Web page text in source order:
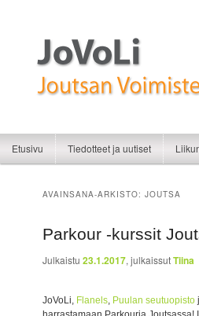
JoVoLi | Joutsan
Siirry sisältöön
Siirry toissijaiseen sisältöön
Etusivu Tiedotteet ja uutiset
AVAINSANA-ARKISTO:JOUTSA
Parkour -kurssit
Julkaistu23.1.2017, julkaissutTiina
JoVoLi, Flanels, Puulan seutuopisto